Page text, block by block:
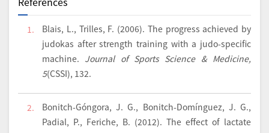
1.
Blais, L., Trilles, F. (2006). The progress achieved by
judokas after strength training with a judo-specific
machine. Journal of Sports Science & Medicine,
5(CSSI), 132.
2.
Bonitch-Góngora, J. G., Bonitch-Domínguez, J. G.,
Padial, P., Feriche, B. (2012). The effect of lactate